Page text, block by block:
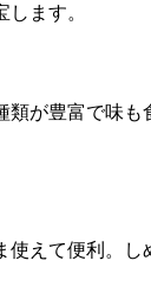
ます。
が豊富で味
使えて便利。